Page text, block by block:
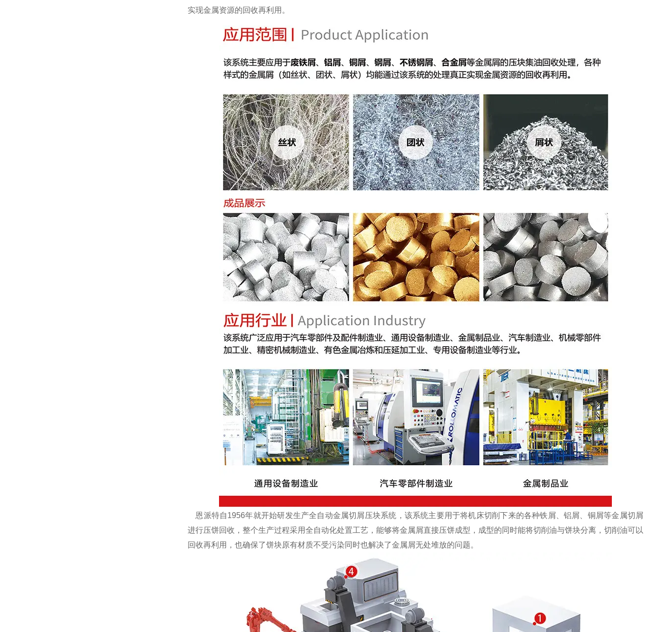
实现金属资源的回收再利用。
恩派特自1956年就开始研发生产全自动金属切屑压块系统，该系统主要用于将机床切削下来的各种铁屑、铝屑、铜屑等金属切屑
进行压饼回收，整个生产过程采用全自动化处置工艺，能够将金属屑直接压饼成型，成型的同时能将切削油与饼块分离，切削油可以
回收再利用，也确保了饼块原有材质不受污染同时也解决了金属屑无处堆放的问题。